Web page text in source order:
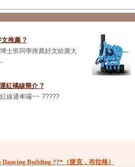
推薦 ?
士班同學推薦好文給廣大
紅橘線簡介 ?
線通車囉~~ ?????
Dancing Building ??*（捷克，布拉格）